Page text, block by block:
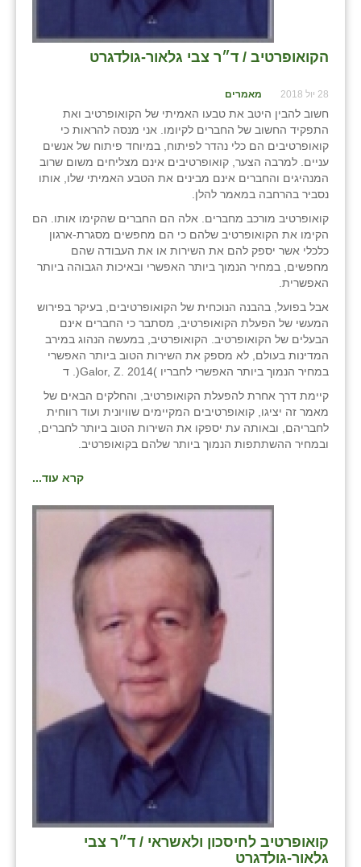
הקואופרטיב / ד״ר צבי גלאור-גולדגרט
28 יול 2018 מאמרים
חשוב להבין היטב את טבעו האמיתי של הקואופרטיב ואת
התפקיד החשוב של החברים לקיומו. אני מנסה להראות כי
קואופרטיבים הם כלי נהדר לפיתוח, במיוחד פיתוח של אנשים
עניים. למרבה הצער, קואופרטיבים אינם מצליחים משום שרוב
המנהיגים והחברים אינם מבינים את הטבע האמיתי שלו, אותו
נסביר בהרחבה במאמר להלן.
קואופרטיב מורכב מחברים. אלה הם החברים שהקימו אותו. הם
הקימו את הקואופרטיב שלהם כי הם מחפשים מסגרת-ארגון
כלכלי אשר יספק להם את השירות או את העבודה שהם
מחפשים, במחיר הנמוך ביותר האפשרי ובאיכות הגבוהה ביותר
האפשרית.
אבל בפועל, בהבנה הנוכחית של הקואופרטיבים, בעיקר בפירוש
המעשי של הפעלת הקואופרטיב, מסתבר כי החברים אינם
הבעלים של הקואופרטיב. הקואופרטיב, במעשה הנהוג במירב
המדינות בעולם, לא מספק את השירות הטוב ביותר האפשרי
במחיר הנמוך ביותר האפשרי לחבריו )2014 .Galor, Z(. ד
קיימת דרך אחרת להפעלת הקואופרטיב, והחלקים הבאים של
מאמר זה יציגו, קואופרטיבים המקיימים שוויונית ועוד רווחית
לחבריהם, ובאותה עת יספקו את השירות הטוב ביותר לחברים,
ובמחיר ההשתתפות הנמוך ביותר שלהם בקואופרטיב.
קרא עוד...
קואופרטיב לחיסכון ולאשראי / ד״ר צבי
גלאור-גולדגרט